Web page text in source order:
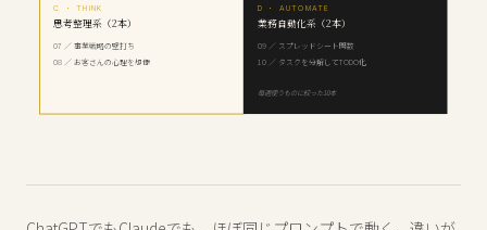
C ・ THINK
思考整理系（2本）
07 ／ 事業戦略の壁打ち
08 ／ お客さんの心理を想像
D ・ AUTOMATE
業務自動化系（2本）
09 ／ スプレッドシート関数
10 ／ タスクを分解してTODO化
毎週使うものに絞った10本